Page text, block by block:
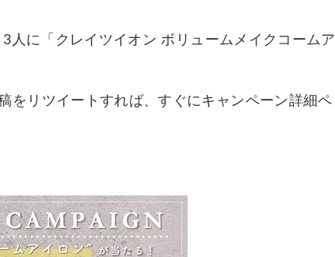
に「クレイツイオン ボリュームメイクコームア
をリツイートすれば、すぐにキャンペーン詳細ペ